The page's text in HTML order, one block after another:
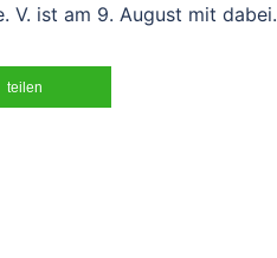
V. ist am 9. August mit dabei.
teilen